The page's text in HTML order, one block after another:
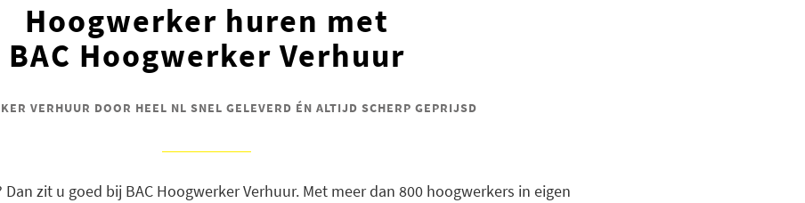
Hoogwerker huren met
BAC Hoogwerker Verhuur
VERHUUR DOOR HEEL NL SNEL GELEVERD ÉN ALTIJD SCHERP GEPRIJSD
zit u goed bij BAC Hoogwerker Verhuur. Met meer dan 800 hoogwerkers in eigen